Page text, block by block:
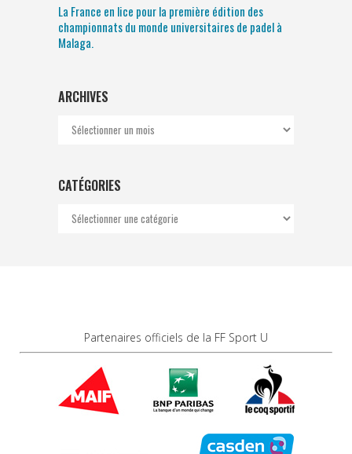
La France en lice pour la première édition des
championnats du monde universitaires de padel à
Malaga.
ARCHIVES
Archives
CATÉGORIES
Catégories
Partenaires officiels de la FF Sport U